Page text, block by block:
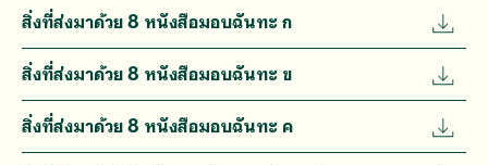
สิ่งที่ส่งมาด้วย 8 หนังสือมอบฉันทะ ก
สิ่งที่ส่งมาด้วย 8 หนังสือมอบฉันทะ ข
สิ่งที่ส่งมาด้วย 8 หนังสือมอบฉันทะ ค